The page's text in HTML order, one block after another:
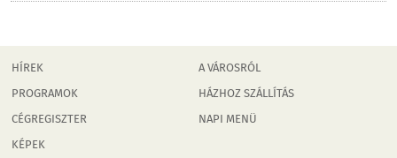
HÍREK
PROGRAMOK
CÉGREGISZTER
KÉPEK
A VÁROSRÓL
HÁZHOZ SZÁLLÍTÁS
NAPI MENÜ